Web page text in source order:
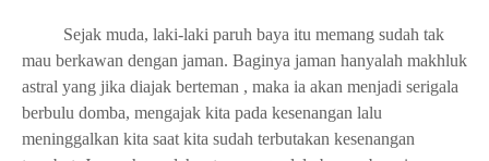
Sejak muda, laki-laki paruh baya itu memang sudah tak
mau berkawan dengan jaman. Baginya jaman hanyalah makhluk
astral yang jika diajak berteman , maka ia akan menjadi serigala
berbulu domba, mengajak kita pada kesenangan lalu
meninggalkan kita saat kita sudah terbutakan kesenangan